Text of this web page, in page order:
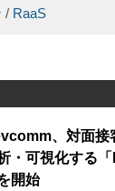
/ RaaS
、対面接
・可視化する
開始